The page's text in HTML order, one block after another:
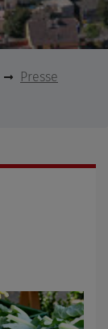
Presse